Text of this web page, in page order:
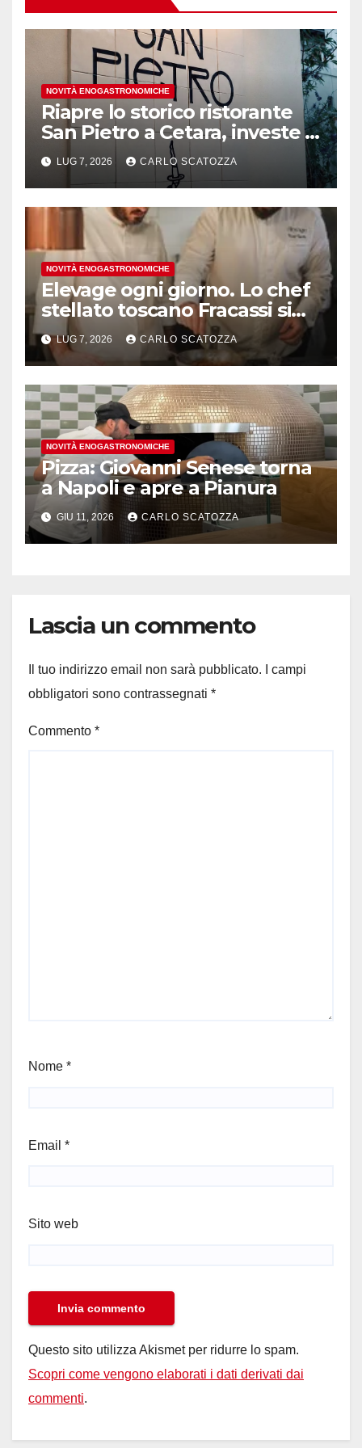
NOVITÀ ENOGASTRONOMICHE
Riapre lo storico ristorante
San Pietro a Cetara, investe il
gruppo Armatore
LUG 7, 2026 CARLO SCATOZZA
NOVITÀ ENOGASTRONOMICHE
Elevage ogni giorno. Lo chef
stellato toscano Fracassi si
trasferisce a Trentola
Ducenta
LUG 7, 2026 CARLO SCATOZZA
NOVITÀ ENOGASTRONOMICHE
Pizza: Giovanni Senese torna
a Napoli e apre a Pianura
GIU 11, 2026 CARLO SCATOZZA
Lascia un commento
Il tuo indirizzo email non sarà pubblicato.
I campi
obbligatori sono contrassegnati *
Commento *
Nome *
Email *
Sito web
Questo sito utilizza Akismet per ridurre lo spam.
Scopri come vengono elaborati i dati derivati dai
commenti.